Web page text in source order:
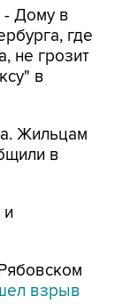
- Дому в
где
не грозит
в
Жильцам
в
взрыв